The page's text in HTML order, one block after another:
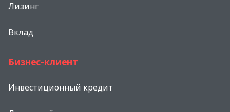
Лизинг
Вклад
Бизнес-клиент
Инвестиционный кредит